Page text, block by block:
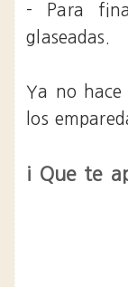
- Para
glaseadas.
Ya no
los
¡ Que te